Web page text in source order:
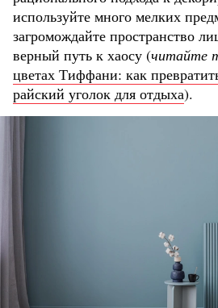
используйте много мелких
загромождайте пространство
верный путь к хаосу (читайте
цветах Тиффани: как
райский уголок для отдыха).